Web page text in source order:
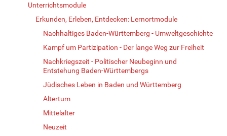
Unterrichtsmodule
Erkunden, Erleben, Entdecken: Lernortmodule
Nachhaltiges Baden-Württemberg - Umweltgeschichte
Kampf um Partizipation - Der lange Weg zur Freiheit
Nachkriegszeit - Politischer Neubeginn und
Entstehung Baden-Württembergs
Jüdisches Leben in Baden und Württemberg
Altertum
Mittelalter
Neuzeit